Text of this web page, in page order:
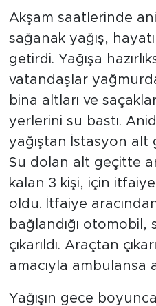
Akşam saatlerinde
sağanak yağış,
getirdi. Yağışa
vatandaşlar
bina altları ve
yerlerini su bastı.
yağıştan İstasyon alt
Su dolan alt geçitte
kalan 3 kişi, için
oldu. İtfaiye
bağlandığı otomobil,
çıkarıldı. Araçtan
amacıyla ambulansa
Yağışın gece